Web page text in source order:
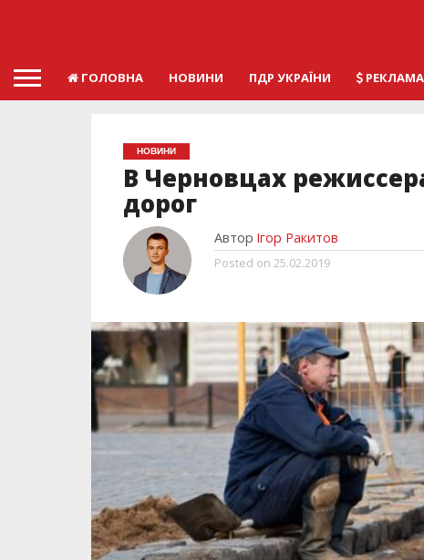
ГОЛОВНА НОВИНИ ПДР УКРАЇНИ РЕКЛАМА
НОВИНИ
В Черновцах
дорог
Автор Ігор Ракитов
Posted on 25.02.2019